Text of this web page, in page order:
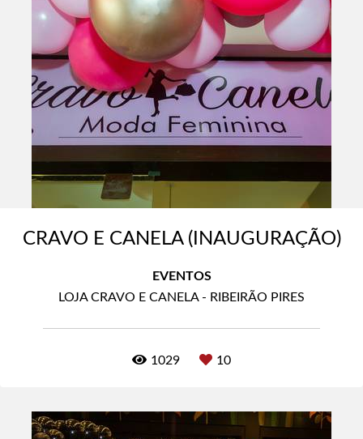
CRAVO E CANELA (INAUGURAÇÃO)
EVENTOS
LOJA CRAVO E CANELA - RIBEIRÃO PIRES
1029 10